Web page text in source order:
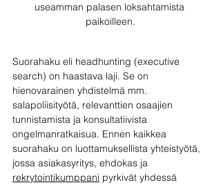
useamman palasen loksahtamista
paikoilleen.
Suorahaku eli headhunting (executive
search) on haastava laji. Se on
hienovarainen yhdistelmä mm.
salapoliisityötä, relevanttien osaajien
tunnistamista ja konsultatiivista
ongelmanratkaisua. Ennen kaikkea
suorahaku on luottamuksellista yhteistyötä,
jossa asiakasyritys, ehdokas ja
rekrytointikumppani pyrkivät yhdessä